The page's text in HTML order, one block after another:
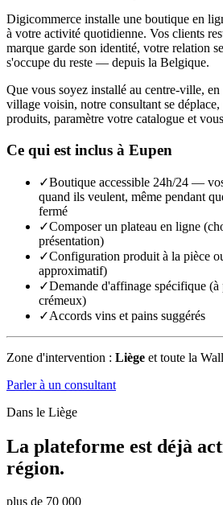
Digicommerce installe une boutique en
à votre activité quotidienne. Vos clients
marque garde son identité, votre relation
s'occupe du reste — depuis la Belgique.
Que vous soyez installé au centre-ville,
village voisin, notre consultant se
produits, paramètre votre catalogue et
Ce qui est inclus à Eupen
✓Boutique accessible 24h/24 —
quand ils veulent, même pendant
fermé
✓Composer un plateau en ligne
présentation)
✓Configuration produit à la pièce
approximatif)
✓Demande d'affinage spécifique
crémeux)
✓Accords vins et pains suggérés
Zone d'intervention : Liège et toute la
Parler à un consultant
Dans le Liège
La plateforme est déjà
région.
plus de 70 000